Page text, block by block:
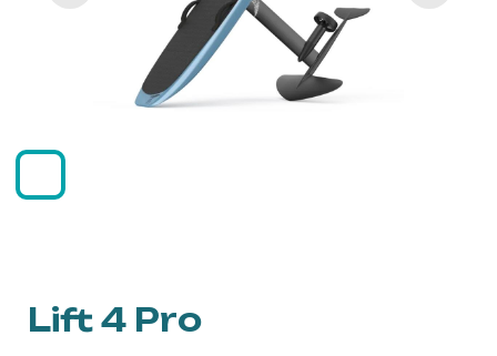
30-50 мин
Производство Пуэрто-Рико •
Гарантия 12 месяцев